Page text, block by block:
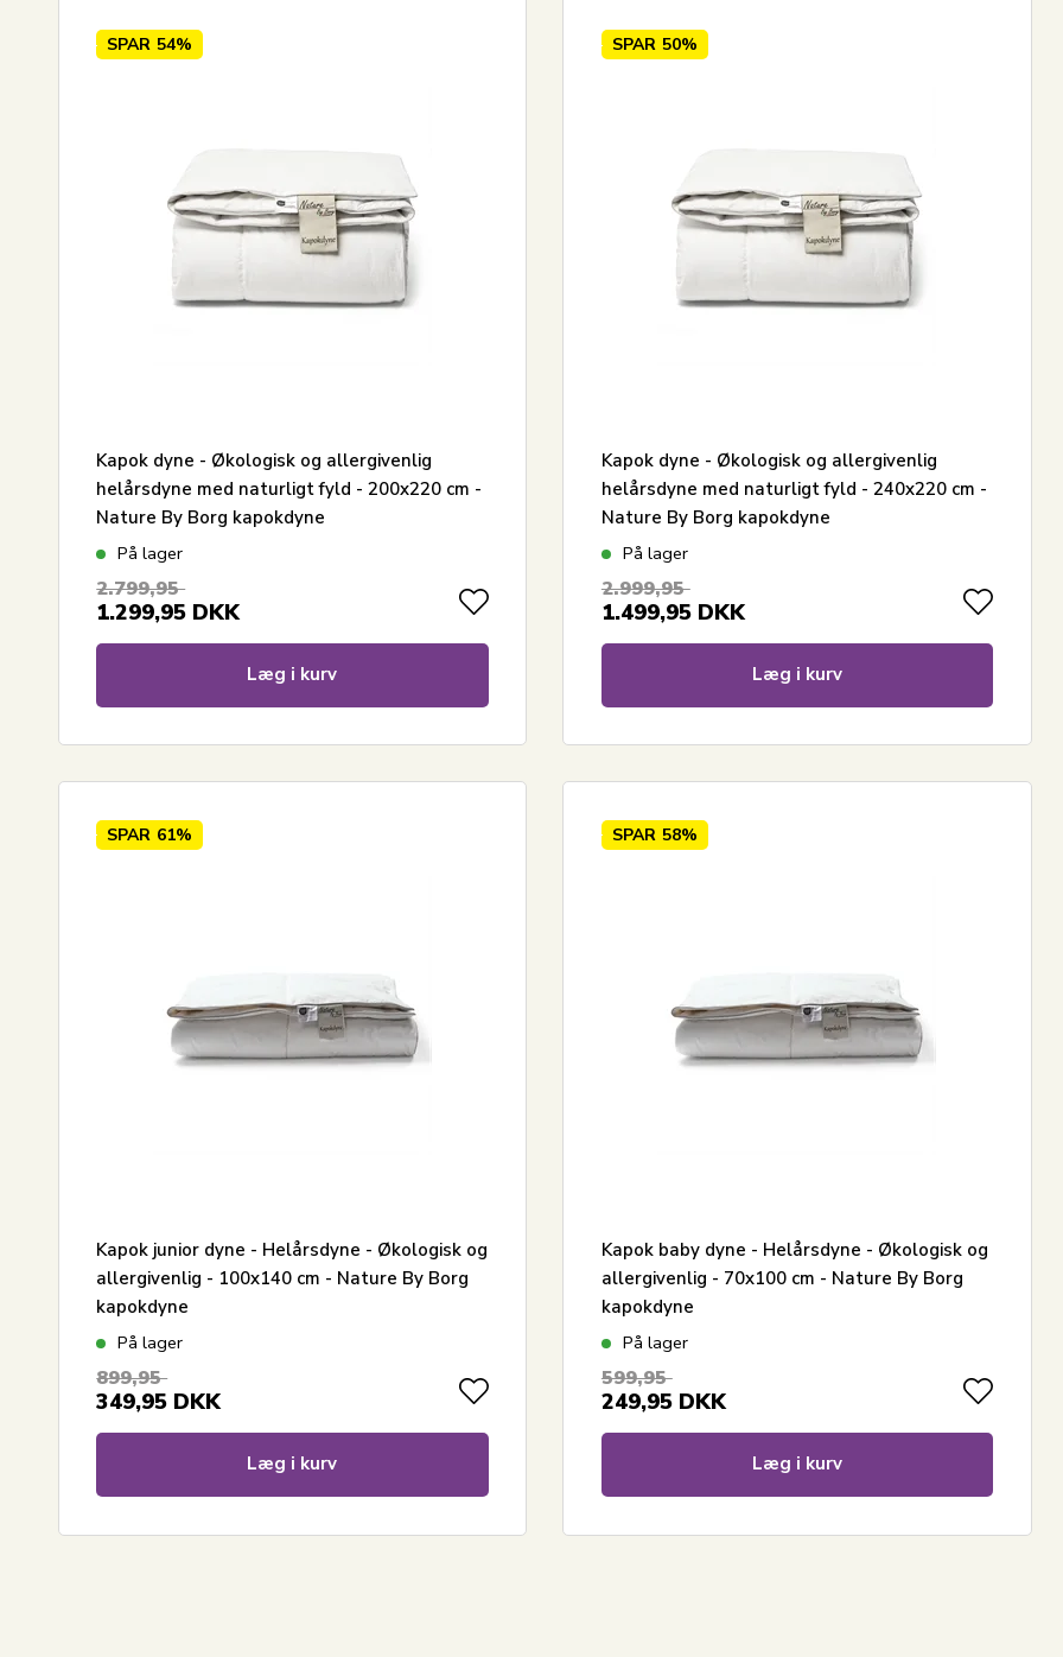
SPAR 54%
Kapok dyne - Økologisk og allergivenlig
helårsdyne med naturligt fyld - 200x220 cm -
Nature By Borg kapokdyne
På lager
2.799,95
1.299,95 DKK
Læg i kurv
SPAR 50%
Kapok dyne - Økologisk og allergivenlig
helårsdyne med naturligt fyld - 240x220 cm -
Nature By Borg kapokdyne
På lager
2.999,95
1.499,95 DKK
Læg i kurv
SPAR 61%
Kapok junior dyne - Helårsdyne - Økologisk og
allergivenlig - 100x140 cm - Nature By Borg
kapokdyne
På lager
899,95
349,95 DKK
Læg i kurv
SPAR 58%
Kapok baby dyne - Helårsdyne - Økologisk og
allergivenlig - 70x100 cm - Nature By Borg
kapokdyne
På lager
599,95
249,95 DKK
Læg i kurv